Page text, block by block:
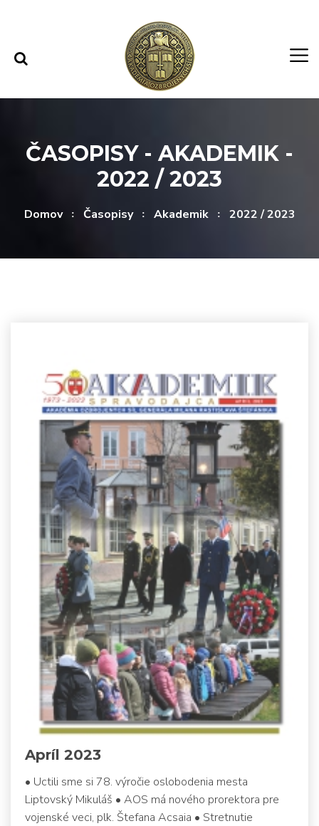
ČASOPISY - AKADEMIK -
2022 / 2023
Domov Časopisy Akademik 2022 / 2023
Apríl 2023
• Uctili sme si 78. výročie oslobodenia mesta
Liptovský Mikuláš • AOS má nového prorektora pre
vojenské veci, plk. Štefana Acsaia • Stretnutie